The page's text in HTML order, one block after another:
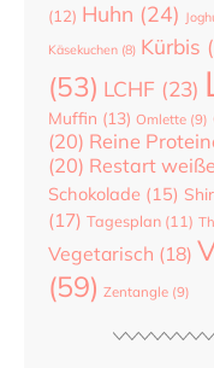
(12) Huhn (24)
Käsekuchen (8) Kürbis
(53) LCHF (23)
Muffin (13) Omlette (9)
(20) Reine
(20) Restart
Schokolade (15)
(17) Tagesplan (11)
Vegetarisch (18)
(59) Zentangle (9)